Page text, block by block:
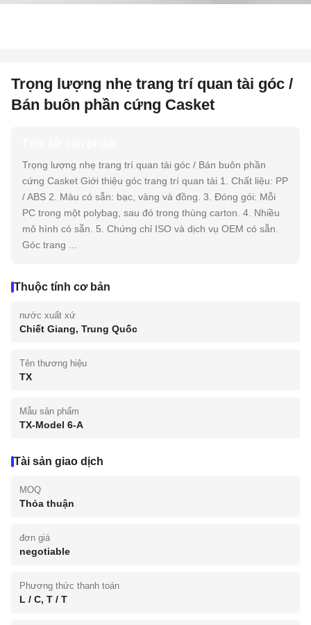
Trọng lượng nhẹ trang trí quan tài góc /
Bán buôn phần cứng Casket
Trọng lượng nhẹ trang trí quan tài góc / Bán buôn phần
cứng Casket Giới thiệu góc trang trí quan tài 1. Chất liệu: PP
/ ABS 2. Màu có sẵn: bạc, vàng và đồng. 3. Đóng gói: Mỗi
PC trong một polybag, sau đó trong thùng carton. 4. Nhiều
mô hình có sẵn. 5. Chứng chỉ ISO và dịch vụ OEM có sẵn.
Góc trang ...
Thuộc tính cơ bản
nước xuất xứ
Chiết Giang, Trung Quốc
Tên thương hiệu
TX
Mẫu sản phẩm
TX-Model 6-A
Tài sản giao dịch
MOQ
Thỏa thuận
đơn giá
negotiable
Phương thức thanh toán
L / C, T / T